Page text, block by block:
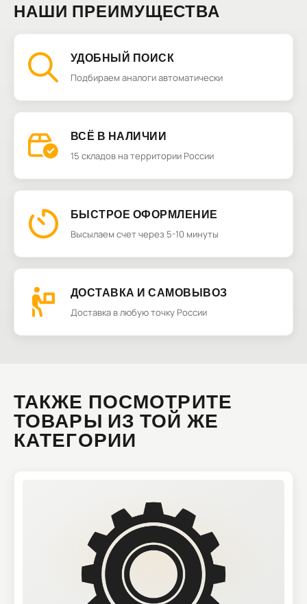
НАШИ ПРЕИМУЩЕСТВА
УДОБНЫЙ ПОИСК
Подбираем аналоги автоматически
ВСЁ В НАЛИЧИИ
15 складов на территории России
БЫСТРОЕ ОФОРМЛЕНИЕ
Высылаем счет через 5-10 минуты
ДОСТАВКА И САМОВЫВОЗ
Доставка в любую точку России
ТАКЖЕ ПОСМОТРИТЕ
ТОВАРЫ ИЗ ТОЙ ЖЕ
КАТЕГОРИИ